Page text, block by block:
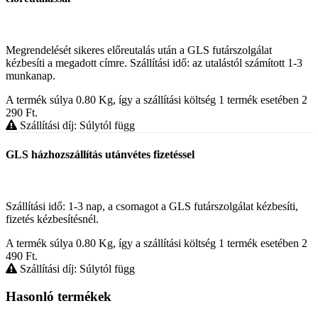
Megrendelését sikeres előreutalás után a GLS futárszolgálat
kézbesíti a megadott címre. Szállítási idő: az utalástól számított 1-3
munkanap.
A termék súlya 0.80 Kg, így a szállítási költség 1 termék esetében 2
290 Ft.
Szállítási díj: Súlytól függ
GLS házhozszállítás utánvétes fizetéssel
Szállítási idő: 1-3 nap, a csomagot a GLS futárszolgálat kézbesíti,
fizetés kézbesítésnél.
A termék súlya 0.80 Kg, így a szállítási költség 1 termék esetében 2
490 Ft.
Szállítási díj: Súlytól függ
Hasonló termékek